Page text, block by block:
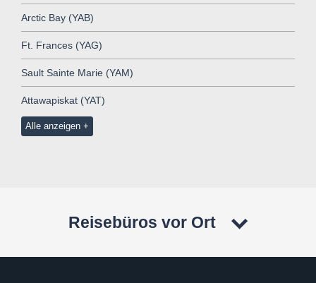
Arctic Bay (YAB)
Ft. Frances (YAG)
Sault Sainte Marie (YAM)
Attawapiskat (YAT)
Alle anzeigen
Reisebüros vor Ort